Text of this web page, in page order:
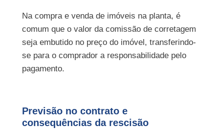
Na compra e venda de imóveis na planta, é
comum que o valor da comissão de corretagem
seja embutido no preço do imóvel, transferindo-
se para o comprador a responsabilidade pelo
pagamento.
Previsão no contrato e
consequências da rescisão